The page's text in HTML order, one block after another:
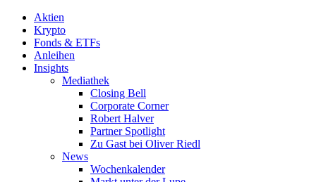
Aktien
Krypto
Fonds & ETFs
Anleihen
Insights
Mediathek
Closing Bell
Corporate Corner
Robert Halver
Partner Spotlight
Zu Gast bei Oliver Riedl
News
Wochenkalender